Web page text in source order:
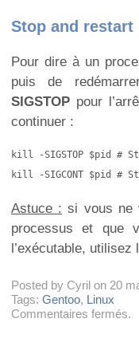
Stop and restart
Pour dire à un
puis de
SIGSTOP pour
continuer :
kill -SIGSTOP $pid #
kill -SIGCONT $pid #
Astuce : si vous ne
processus et que
l’exécutable, utilisez
Posted by Cyril on 20
Tags: Gentoo, Linux
Commentaires fermés.